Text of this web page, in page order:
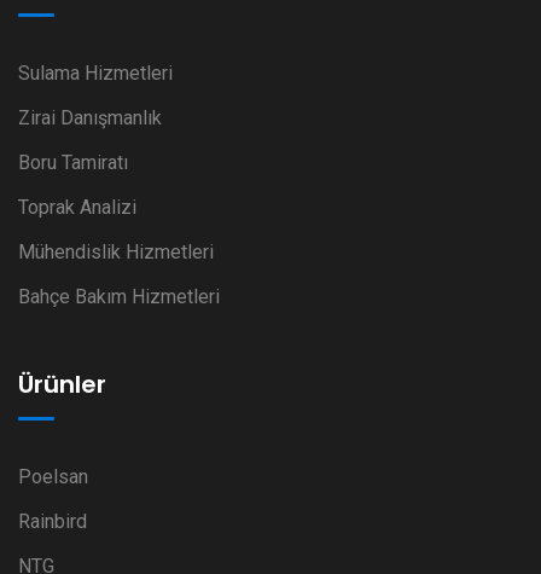
Sulama Hizmetleri
Zirai Danışmanlık
Boru Tamiratı
Toprak Analizi
Mühendislik Hizmetleri
Bahçe Bakım Hizmetleri
Ürünler
Poelsan
Rainbird
NTG